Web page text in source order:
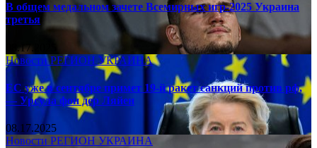
В общем медальном зачете Всемирных игр-2025 Украина
третья
08.17.2025
НовостиРЕГИОНУКРАИНА
ЕС уже в сентябре примет 19-й ракет санкций против рф,
— Урсула фон дер Ляйен
08.17.2025
Новости РЕГИОН УКРАИНА